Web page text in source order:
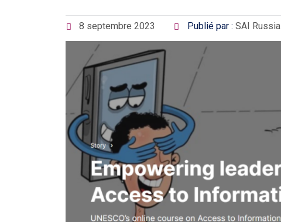
8 septembre 2023 Publié par : SAI Russia